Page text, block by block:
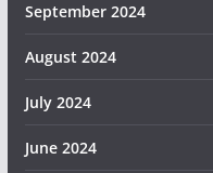
September 2024
August 2024
July 2024
June 2024